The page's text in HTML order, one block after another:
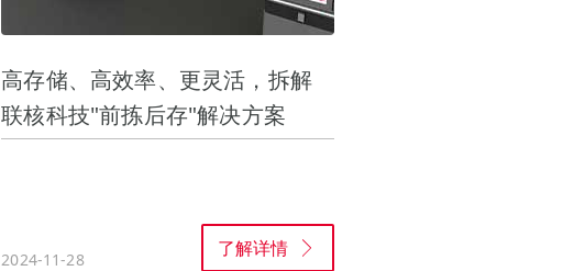
高存储、高效率、更灵活，拆解
联核科技"前拣后存"解决方案
2024-11-28 了解详情